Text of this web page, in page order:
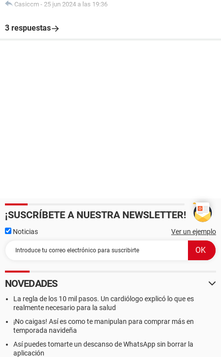
Casiccm - 25 jun 2024 a las 19:36
3 respuestas
¡SUSCRÍBETE A NUESTRA NEWSLETTER!
Noticias Ver un ejemplo
NOVEDADES
La regla de los 10 mil pasos. Un cardiólogo explicó lo que es
realmente necesario para la salud
¡No caigas! Así es como te manipulan para comprar más en
temporada navideña
Así puedes tomarte un descanso de WhatsApp sin borrar la
aplicación